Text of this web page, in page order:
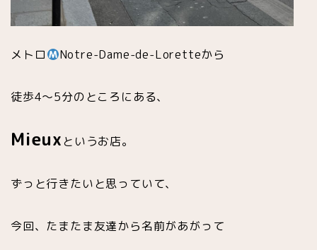
メトロ Notre-Dame-de-Loretteから
徒歩4〜5分のところにある、
Mieuxというお店。
ずっと行きたいと思っていて、
今回、たまたま友達から名前があがって